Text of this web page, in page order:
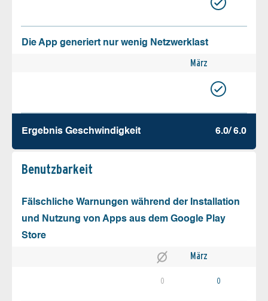
Die App generiert nur wenig Netzwerklast
März
Ergebnis Geschw­indigkeit 6.0/ 6.0
Benutz­barkeit
Fälschliche Warnungen während der Installation
und Nutzung von Apps aus dem Google Play
Store
März
0 0